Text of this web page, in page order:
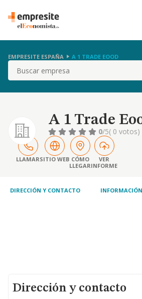
EMPRESITE ESPAÑA A 1 TRADE EOOD
Buscar
A 1 Trade
0/5( 0 votos)
LLAMARSITIO WEB CÓMO
LLEGAR
VER
INFORME
DIRECCIÓN Y CONTACTO
Dirección y contacto